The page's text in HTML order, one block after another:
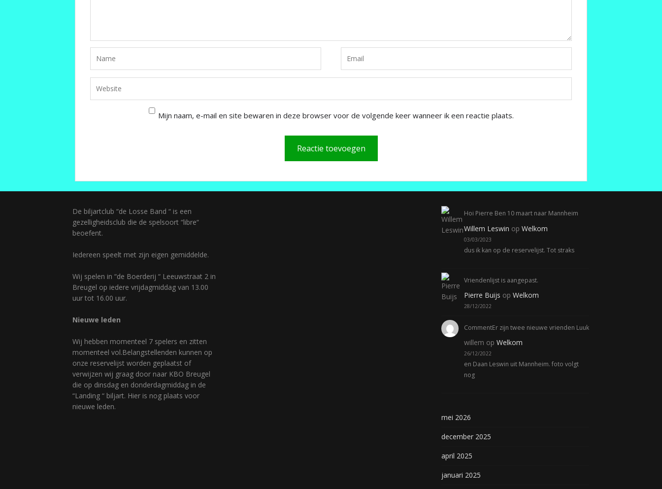
Mijn naam, e-mail en site bewaren in deze browser voor de volgende keer wanneer ik een reactie plaats.
De biljartclub “de Losse Band “ is een
gezelligheidsclub die de spelsoort “libre“
beoefent.
Iedereen speelt met zijn eigen gemiddelde.
Wij spelen in “de Boerderij “ Leeuwstraat 2 in
Breugel op iedere vrijdagmiddag van 13.00
uur tot 16.00 uur.
Nieuwe leden
Wij hebben momenteel 7 spelers en zitten
momenteel vol.Belangstellenden kunnen op
onze reservelijst worden geplaatst of
verwijzen wij graag door naar KBO Breugel
die op dinsdag en donderdagmiddag in de
“Landing “ biljart. Hier is nog plaats voor
nieuwe leden.
Willem Leswin op Welkom
03/03/2023
Hoi Pierre Ben 10 maart naar Mannheim
dus ik kan op de reservelijst. Tot straks
Pierre Buijs op Welkom
28/12/2022
Vriendenlijst is aangepast.
willem op Welkom
26/12/2022
CommentEr zijn twee nieuwe vrienden Luuk
en Daan Leswin uit Mannheim. foto volgt
nog
mei 2026
december 2025
april 2025
januari 2025